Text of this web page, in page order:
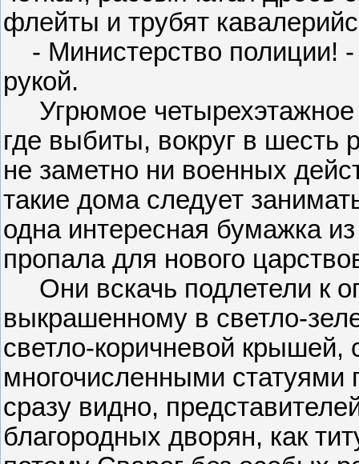
флейты и трубят
- Министерство полиции! -
рукой.
Угрюмое четырехэтажное
где выбиты, вокруг в шесть
не заметно ни военных
такие дома следует
одна интересная бумажка
пропала для нового
Они вскачь подлетели к
выкрашенному в светло-
светло-коричневой
многочисленными
сразу видно,
благородных дворян, как